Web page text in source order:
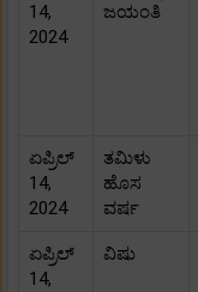
14,
2024
ಜಯಂತಿ
ಏಪ್ರಿಲ್
14,
2024
ತಮಿಳು
ಹೊಸ
ವರ್ಷ
ಏಪ್ರಿಲ್
14,
ವಿಷು